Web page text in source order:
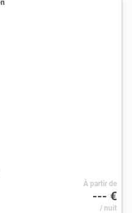
À partir de
--- €
/ nuit